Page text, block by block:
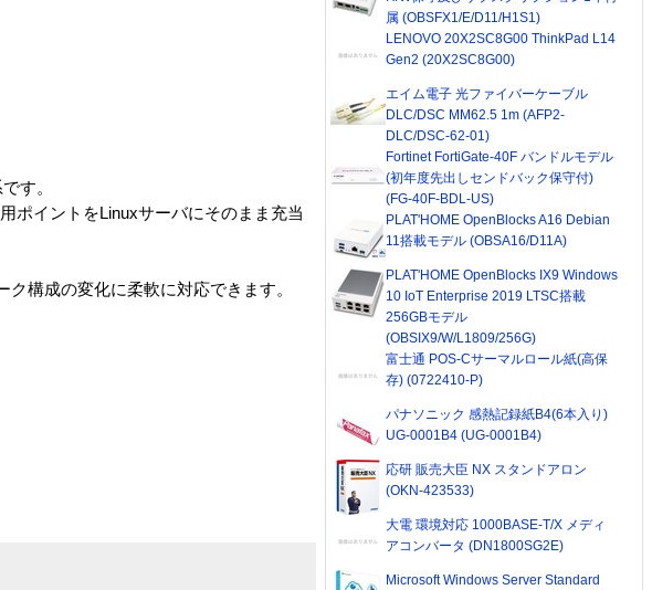
す。
ポイントをLinuxサーバにそのまま充当
構成の変化に柔軟に対応できます。
属 (OBSFX1/E/D11/H1S1)
LENOVO 20X2SC8G00 ThinkPad L14
Gen2 (20X2SC8G00)
エイム電子 光ファイバーケーブル
DLC/DSC MM62.5 1m (AFP2-
DLC/DSC-62-01)
Fortinet FortiGate-40F バンドルモデル
(初年度先出しセンドバック保守付)
(FG-40F-BDL-US)
PLAT'HOME OpenBlocks A16 Debian
11搭載モデル (OBSA16/D11A)
PLAT'HOME OpenBlocks IX9 Windows
10 IoT Enterprise 2019 LTSC搭載
256GBモデル
(OBSIX9/W/L1809/256G)
富士通 POS-Cサーマルロール紙(高保
存) (0722410-P)
パナソニック 感熱記録紙B4(6本入り)
UG-0001B4 (UG-0001B4)
応研 販売大臣 NX スタンドアロン
(OKN-423533)
大電 環境対応 1000BASE-T/X メディ
アコンバータ (DN1800SG2E)
Microsoft Windows Server Standard